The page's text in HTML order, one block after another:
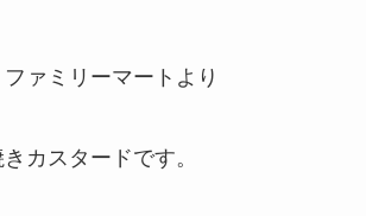
ァミリーマートより
カスタードです。